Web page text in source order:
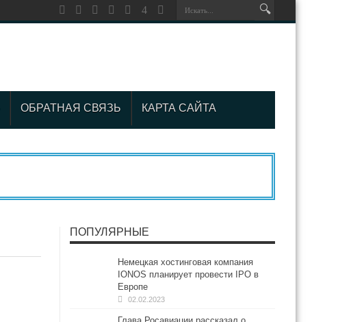
ОБРАТНАЯ СВЯЗЬ КАРТА САЙТА
ПОПУЛЯРНЫЕ
Немецкая хостинговая компания
IONOS планирует провести IPO в
Европе
02.02.2023